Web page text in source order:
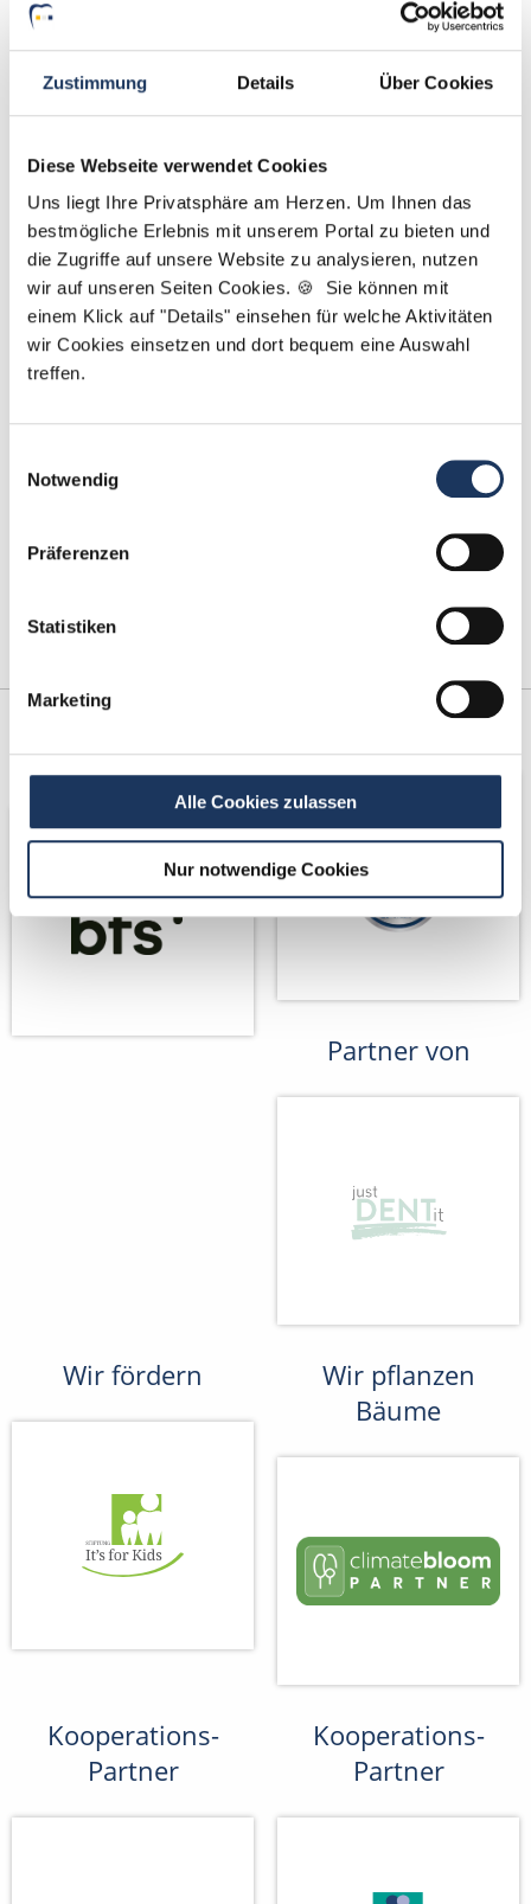
Zustimmung Details Über Cookies
Diese Webseite verwendet Cookies
Uns liegt Ihre Privatsphäre am Herzen. Um Ihnen das
bestmögliche Erlebnis mit unserem Portal zu bieten und
die Zugriffe auf unsere Website zu analysieren, nutzen
wir auf unseren Seiten Cookies. 🍪 Sie können mit
einem Klick auf "Details" einsehen für welche Aktivitäten
wir Cookies einsetzen und dort bequem eine Auswahl
treffen.
Notwendig
Präferenzen
Statistiken
Marketing
Alle Cookies zulassen
Nur notwendige Cookies
Ihrem Suchprofil oder zu Ihren Wünschen für Ihre
Traumposition als ZFA, ZMF, ZMV, ZMP, DH, ZT oder
PM haben. Gemeinsam finden wir die passende
Jetzt zur kostenlosen Stellenanfrage
Kontakt
Tel.: +49 (0) 521 / 911 730 44
Fax: +49 (0) 521 / 911 730 41
bewerbung@dzas.de
Partner
Netzwerk-Partner
Partner von
Wir fördern
Wir pflanzen
Bäume
Kooperations-
Partner
Kooperations-
Partner